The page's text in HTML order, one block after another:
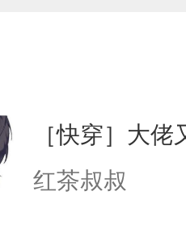
［快穿］大
红茶叔叔